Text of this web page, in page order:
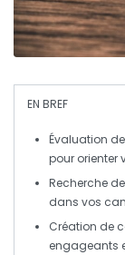
EN BREF
Évaluation
pour orienter
Recherche
dans vos
Création de
engageants